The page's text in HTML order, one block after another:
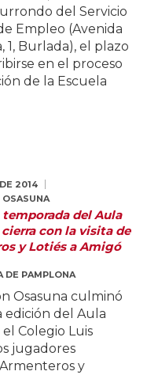
del Servicio
Empleo (Avenida
1, Burlada), el plazo
en el proceso
de la Escuela
2014
OSASUNA
temporada del Aula
con la visita de
y Lotiés a Amigó
DE PAMPLONA
Osasuna culminó
edición del Aula
Colegio Luis
jugadores
y